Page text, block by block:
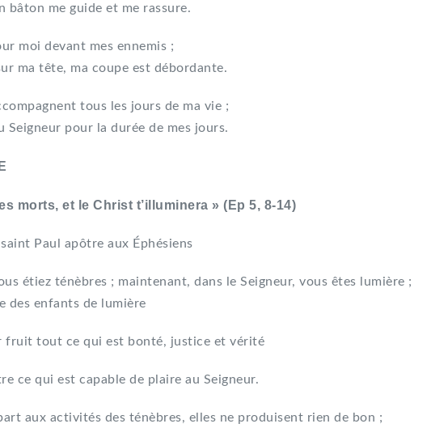
bâton me guide et me rassure.
moi devant mes ennemis ;
ma tête, ma coupe est débordante.
tous les jours de ma vie ;
Seigneur pour la durée de mes jours.
morts, et le Christ t’illuminera » (Ep 5, 8-14)
Paul apôtre aux Éphésiens
étiez ténèbres ; maintenant, dans le Seigneur, vous êtes lumière ;
des enfants de lumière
fruit tout ce qui est bonté, justice et vérité
ce qui est capable de plaire au Seigneur.
aux activités des ténèbres, elles ne produisent rien de bon ;